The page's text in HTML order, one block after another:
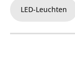
LED-Leuchten